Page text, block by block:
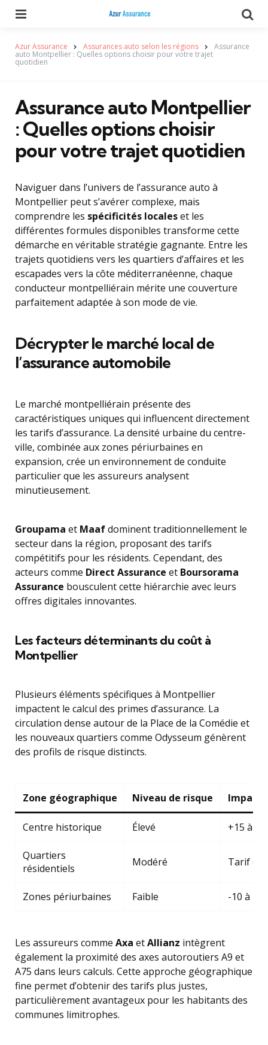
Azur Assurance Assurances auto selon les régions Assurance
auto Montpellier : Quelles options choisir pour votre trajet
quotidien
Assurance auto Montpellier
: Quelles options choisir
pour votre trajet quotidien
Naviguer dans l’univers de l’assurance auto à
Montpellier peut s’avérer complexe, mais
comprendre les spécificités localeset les
différentes formules disponibles transforme cette
démarche en véritable stratégie gagnante. Entre les
trajets quotidiens vers les quartiers d’affaires et les
escapades vers la côte méditerranéenne, chaque
conducteur montpelliérain mérite une couverture
parfaitement adaptée à son mode de vie.
Décrypter le marché local de
l’assurance automobile
Le marché montpelliérain présente des
caractéristiques uniques qui influencent directement
les tarifs d’assurance. La densité urbaine du centre-
ville, combinée aux zones périurbaines en
expansion, crée un environnement de conduite
particulier que les assureurs analysent
minutieusement.
Groupama et Maafdominent traditionnellement le
secteur dans la région, proposant des tarifs
compétitifs pour les résidents. Cependant, des
acteurs comme Direct Assurance et Boursorama
Assurance bousculent cette hiérarchie avec leurs
offres digitales innovantes.
Les facteurs déterminants du coût à
Montpellier
Plusieurs éléments spécifiques à Montpellier
impactent le calcul des primes d’assurance. La
circulation dense autour de la Place de la Comédie et
les nouveaux quartiers comme Odysseum génèrent
des profils de risque distincts.
Zone géographique Niveau de risque Impact
Centre historique Élevé +15 à
Quartiers
résidentiels
Modéré Tarif de
Zones périurbaines Faible -10 à
Les assureurs comme Axa etAllianz intègrent
également la proximité des axes autoroutiers A9 et
A75 dans leurs calculs. Cette approche géographique
fine permet d’obtenir des tarifs plus justes,
particulièrement avantageux pour les habitants des
communes limitrophes.